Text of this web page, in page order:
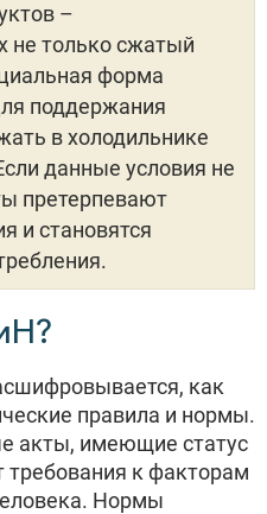
–
не только сжатый
форма
поддержания
в холодильнике
данные условия не
претерпевают
и становятся
как
правила и нормы.
акты, имеющие статус
к факторам
Нормы